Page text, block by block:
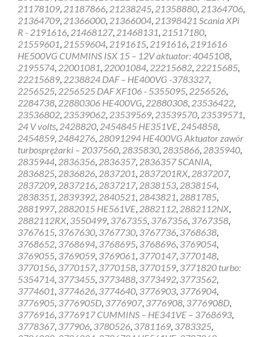
21178109, 21187866, 21238245, 21358880, 21364706,
21364709, 21366000, 21366004, 21398421 Scania XPi
R - 2191616, 21468127, 21468131, 21517180,
21559601, 21559604, 2191615, 2191616, 2191616
HE500VG CUMMINS ISX 15 – 12V aktuator: 4045108,
2195574, 22001081, 22001084, 22215682, 22215685,
22215689, 2238824 DAF – HE400VG -3783327,
2256525, 2256525 DAF XF106 - 5355095, 2256526,
2284738, 22880306 HE400VG, 22880308, 23536422,
23536802, 23539062, 23539569, 23539570, 23539571,
24 V volts, 2428820, 2454845 HE351VE, 2454858,
2454859, 2484276, 28091294 HE400VG Aktuator zawór
turbosprężarki – 2037560, 2835830, 2835866, 2835940,
2835944, 2836356, 2836357, 2836357 SCANIA,
2836825, 2836826, 2837201, 2837201RX, 2837207,
2837209, 2837216, 2837217, 2838153, 2838154,
2838351, 2839392, 2840521, 2843821, 2881785,
2881997, 2882015 HE561VE, 2882112, 2882112NX,
2882112RX, 3550499, 3767355, 3767356, 3767358,
3767615, 3767630, 3767730, 3767736, 3768638,
3768652, 3768694, 3768695, 3768696, 3769054,
3769055, 3769059, 3769061, 3770147, 3770148,
3770156, 3770157, 3770158, 3770159, 3771820 turbo:
5354714, 3773455, 3773488, 3773492, 3773562,
3774601, 3774626, 3774640, 3776903, 3776904,
3776905, 3776905D, 3776907, 3776908, 3776908D,
3776916, 3776917 CUMMINS – HE341VE – 3768693,
3778367, 377906, 3780526, 3781169, 3783325,